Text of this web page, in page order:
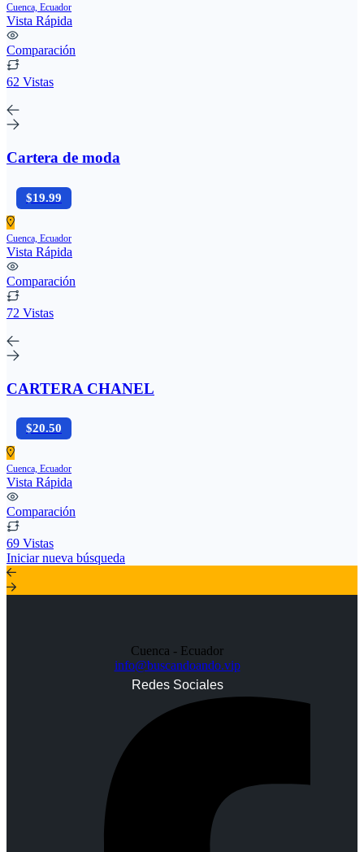
Cuenca, Ecuador
Vista Rápida
Comparación
62 Vistas
Cartera de moda
$19.99
Cuenca, Ecuador
Vista Rápida
Comparación
72 Vistas
CARTERA CHANEL
$20.50
Cuenca, Ecuador
Vista Rápida
Comparación
69 Vistas
Iniciar nueva búsqueda
Cuenca - Ecuador
info@buscandoando.vip
Redes Sociales